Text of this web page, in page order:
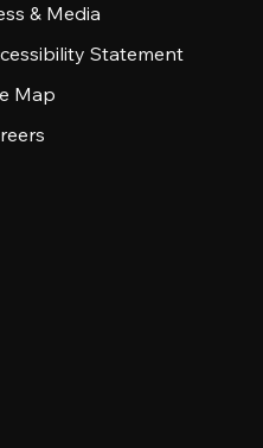
& Media
Statement
Map